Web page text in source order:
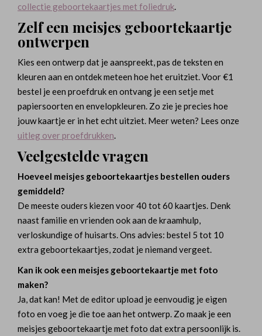
collectie geboortekaartjes met foliedruk.
Zelf een meisjes geboortekaartje
ontwerpen
Kies een ontwerp dat je aanspreekt, pas de teksten en
kleuren aan en ontdek meteen hoe het eruitziet. Voor €1
bestel je een proefdruk en ontvang je een setje met
papiersoorten en envelopkleuren. Zo zie je precies hoe
jouw kaartje er in het echt uitziet. Meer weten? Lees onze
uitleg over proefdrukken.
Veelgestelde vragen
Hoeveel meisjes geboortekaartjes bestellen ouders
gemiddeld?
De meeste ouders kiezen voor 40 tot 60 kaartjes. Denk
naast familie en vrienden ook aan de kraamhulp,
verloskundige of huisarts. Ons advies: bestel 5 tot 10
extra geboortekaartjes, zodat je niemand vergeet.
Kan ik ook een meisjes geboortekaartje met foto
maken?
Ja, dat kan! Met de editor upload je eenvoudig je eigen
foto en voeg je die toe aan het ontwerp. Zo maak je een
meisjes geboortekaartje met foto dat extra persoonlijk is.